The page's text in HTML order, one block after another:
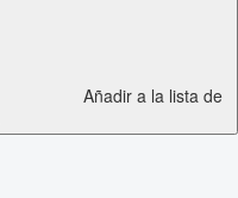
Añadir a la lista de